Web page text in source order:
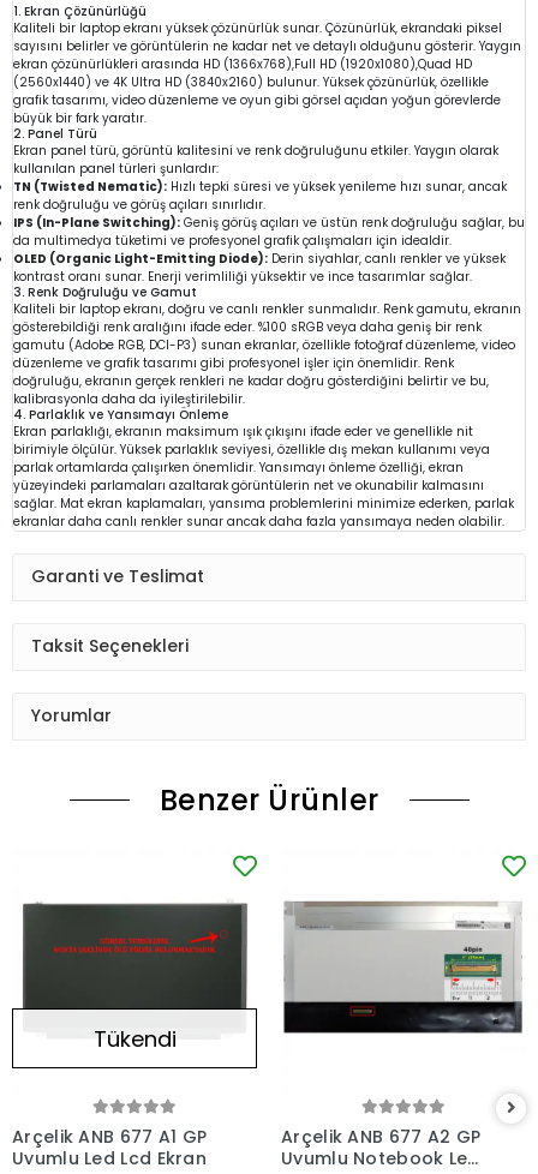
1. Ekran Çözünürlüğü
Kaliteli bir laptop ekranı yüksek çözünürlük sunar. Çözünürlük, ekrandaki piksel
sayısını belirler ve görüntülerin ne kadar net ve detaylı olduğunu gösterir. Yaygın
ekran çözünürlükleri arasında HD (1366x768),Full HD (1920x1080),Quad HD
(2560x1440) ve 4K Ultra HD (3840x2160) bulunur. Yüksek çözünürlük, özellikle
grafik tasarımı, video düzenleme ve oyun gibi görsel açıdan yoğun görevlerde
büyük bir fark yaratır.
2. Panel Türü
Ekran panel türü, görüntü kalitesini ve renk doğruluğunu etkiler. Yaygın olarak
kullanılan panel türleri şunlardır:
TN (Twisted Nematic): Hızlı tepki süresi ve yüksek yenileme hızı sunar, ancak
renk doğruluğu ve görüş açıları sınırlıdır.
IPS (In-Plane Switching): Geniş görüş açıları ve üstün renk doğruluğu sağlar, bu
da multimedya tüketimi ve profesyonel grafik çalışmaları için idealdir.
OLED (Organic Light-Emitting Diode): Derin siyahlar, canlı renkler ve yüksek
kontrast oranı sunar. Enerji verimliliği yüksektir ve ince tasarımlar sağlar.
3. Renk Doğruluğu ve Gamut
Kaliteli bir laptop ekranı, doğru ve canlı renkler sunmalıdır. Renk gamutu, ekranın
gösterebildiği renk aralığını ifade eder. %100 sRGB veya daha geniş bir renk
gamutu (Adobe RGB, DCI-P3) sunan ekranlar, özellikle fotoğraf düzenleme, video
düzenleme ve grafik tasarımı gibi profesyonel işler için önemlidir. Renk
doğruluğu, ekranın gerçek renkleri ne kadar doğru gösterdiğini belirtir ve bu,
kalibrasyonla daha da iyileştirilebilir.
4. Parlaklık ve Yansımayı Önleme
Ekran parlaklığı, ekranın maksimum ışık çıkışını ifade eder ve genellikle nit
birimiyle ölçülür. Yüksek parlaklık seviyesi, özellikle dış mekan kullanımı veya
parlak ortamlarda çalışırken önemlidir. Yansımayı önleme özelliği, ekran
yüzeyindeki parlamaları azaltarak görüntülerin net ve okunabilir kalmasını
sağlar. Mat ekran kaplamaları, yansıma problemlerini minimize ederken, parlak
ekranlar daha canlı renkler sunar ancak daha fazla yansımaya neden olabilir.
Garanti ve Teslimat
Taksit Seçenekleri
Yorumlar
Benzer Ürünler
Tükendi
Arçelik ANB 677 A1 GP
Uyumlu Led Lcd Ekran
Arçelik ANB 677 A2 GP
Uyumlu Notebook Led